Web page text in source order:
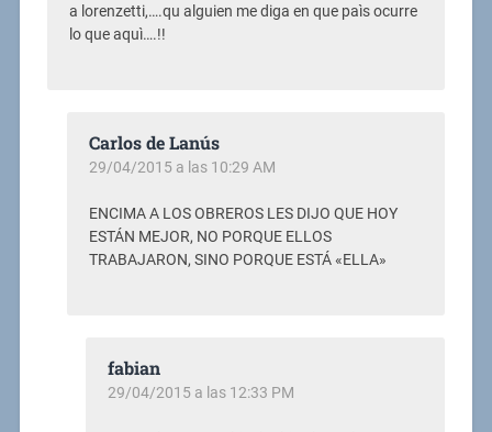
a lorenzetti,….qu alguien me diga en que paìs ocurre
lo que aquì….!!
Carlos de Lanús
29/04/2015 a las 10:29 AM
ENCIMA A LOS OBREROS LES DIJO QUE HOY
ESTÁN MEJOR, NO PORQUE ELLOS
TRABAJARON, SINO PORQUE ESTÁ «ELLA»
fabian
29/04/2015 a las 12:33 PM